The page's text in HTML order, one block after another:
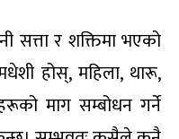
सत्ता र शक्तिमा भएको
होस्, महिला, थारू,
माग सम्बोधन गर्ने